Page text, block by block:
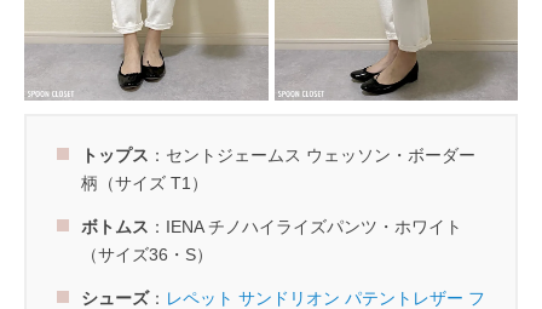
トップス ：セントジェームス ウェッソン・ボーダー
柄（サイズ T1）
ボトムス ：IENA チノハイライズパンツ・ホワイト
（サイズ36・S）
シューズ： レペット サンドリオン パテントレザー フ